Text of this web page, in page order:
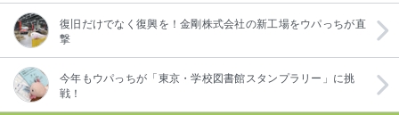
復旧だけでなく復興を！金剛株式会社の新工場をウパっちが直
撃
今年もウパっちが「東京・学校図書館スタンプラリー」に挑
戦！